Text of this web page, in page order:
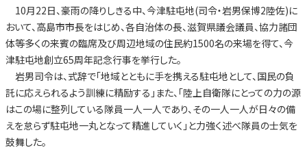
10月22日、豪雨の降りしきる中、今津駐屯地(司令・岩男保博2陸佐)に
おいて、高島市市長をはじめ、各自治体の長、滋賀県議会議員、協力諸団
体等多くの来賓の臨席及び周辺地域の住民約1500名の来場を得て、今
津駐屯地創立65周年記念行事を挙行した。
岩男司令は、式辞で「地域とともに手を携える駐屯地として、国民の負
託に応えられるよう訓練に精励する」また、「陸上自衛隊にとっての力の源
はこの場に整列している隊員一人一人であり、その一人一人が日々の備
えを怠らず駐屯地一丸となって精進していく」と力強く述べ隊員の士気を
鼓舞した。